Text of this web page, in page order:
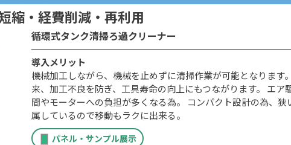
縮・経費削減・再利用
循環式タンク清掃ろ過クリーナー
導入メリット
機械加工しながら、機械を止めずに清掃作業が可能となりま
来、加工不良を防ぎ、工具寿命の向上にもつながります。 エ
間やモーターへの負担が多くなる為。 コンパクト設計の為、
属しているので移動もラクに出来る。
パネル・サンプル展示